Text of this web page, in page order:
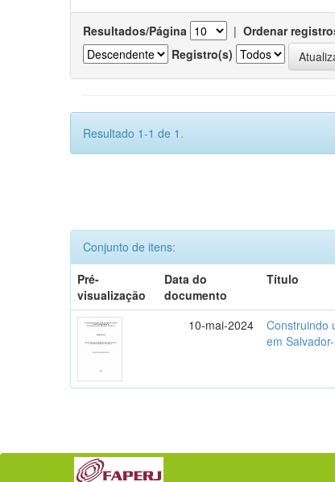
Resultados/Página | Ordenar
Registro(s)
Resultado 1-1 de 1.
Conjunto de itens:
Pré-
visualização
Data do
documento
Título
10-mai-2024
Construindo
em